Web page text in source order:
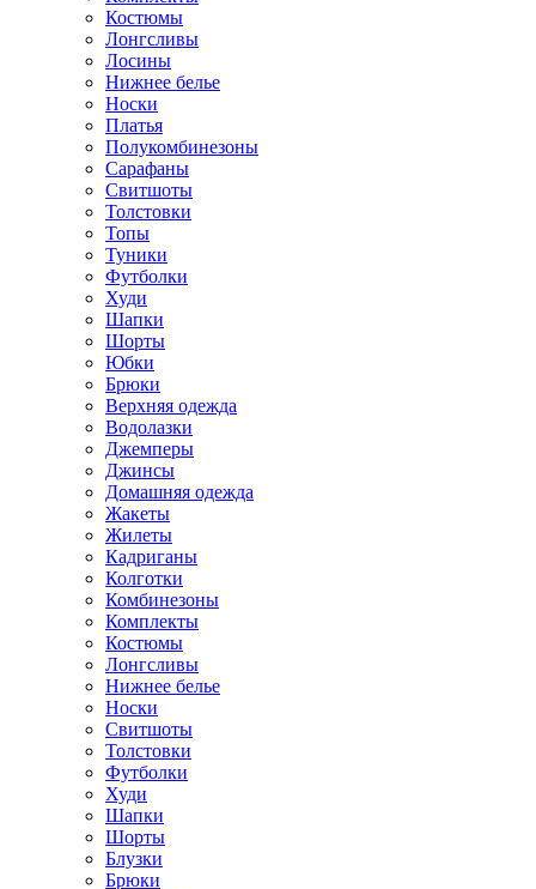
Костюмы
Лонгсливы
Лосины
Нижнее белье
Носки
Платья
Полукомбинезоны
Сарафаны
Свитшоты
Толстовки
Топы
Туники
Футболки
Худи
Шапки
Шорты
Юбки
Брюки
Верхняя одежда
Водолазки
Джемперы
Джинсы
Домашняя одежда
Жакеты
Жилеты
Кадриганы
Колготки
Комбинезоны
Комплекты
Костюмы
Лонгсливы
Нижнее белье
Носки
Свитшоты
Толстовки
Футболки
Худи
Шапки
Шорты
Блузки
Брюки